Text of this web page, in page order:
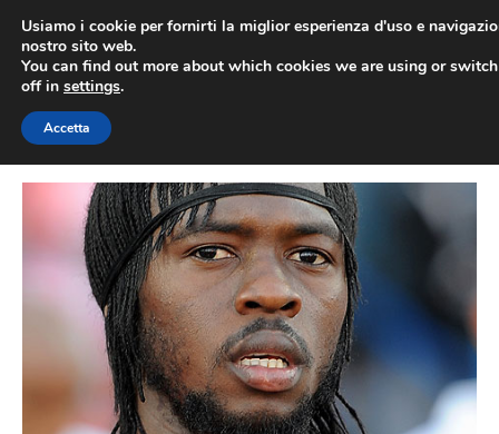
contenuto
Usiamo i cookie per fornirti la miglior esperienza d'uso e
nostro sito web.
You can find out more about which cookies we are using or
off in settings.
Accetta